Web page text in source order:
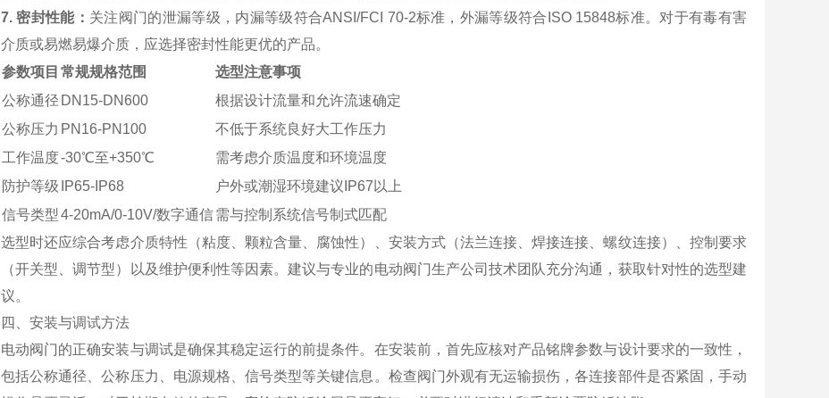
7. 密封性能： 关注阀门的泄漏等级，内漏等级符合ANSI/FCI 70-2标准，外漏等级符合ISO 15848标准。对于有毒有害
介质或易燃易爆介质，应选择密封性能更优的产品。
参数项目 常规规格范围
选型注意事项
公称通径 DN15-DN600
根据设计流量和允许流速确定
公称压力 PN16-PN100
不低于系统良好大工作压力
工作温度-30℃至+350℃
需考虑介质温度和环境温度
防护等级 IP65-IP68
户外或潮湿环境建议IP67以上
信号类型4-20mA/0-10V/数字通信需与控制系统信号制式匹配
选型时还应综合考虑介质特性（粘度、颗粒含量、腐蚀性）、安装方式（法兰连接、焊接连接、螺纹连接）、控制要求
（开关型、调节型）以及维护便利性等因素。建议与专业的电动阀门生产公司技术团队充分沟通，获取针对性的选型建
议。
四、安装与调试方法
电动阀门的正确安装与调试是确保其稳定运行的前提条件。在安装前，首先应核对产品铭牌参数与设计要求的一致性，
包括公称通径、公称压力、电源规格、信号类型等关键信息。检查阀门外观有无运输损伤，各连接部件是否紧固，手动